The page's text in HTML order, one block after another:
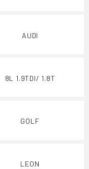
AUDI
8L 1.9TDI/ 1.8T
GOLF
LEON